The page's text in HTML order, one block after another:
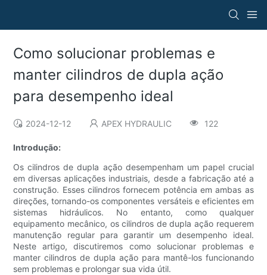
Como solucionar problemas e
manter cilindros de dupla ação
para desempenho ideal
2024-12-12 APEX HYDRAULIC 122
Introdução:
Os cilindros de dupla ação desempenham um papel crucial
em diversas aplicações industriais, desde a fabricação até a
construção. Esses cilindros fornecem potência em ambas as
direções, tornando-os componentes versáteis e eficientes em
sistemas hidráulicos. No entanto, como qualquer
equipamento mecânico, os cilindros de dupla ação requerem
manutenção regular para garantir um desempenho ideal.
Neste artigo, discutiremos como solucionar problemas e
manter cilindros de dupla ação para mantê-los funcionando
sem problemas e prolongar sua vida útil.